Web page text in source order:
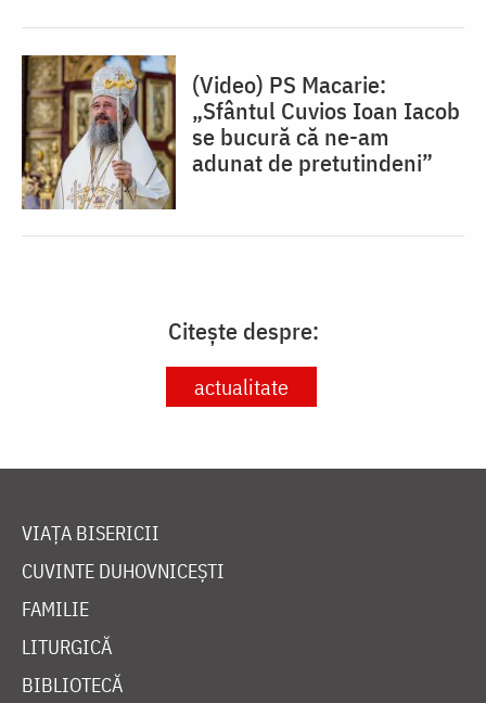
(Video) PS Macarie:
„Sfântul Cuvios Ioan Iacob
se bucură că ne-am
adunat de pretutindeni”
Citește despre:
actualitate
VIAȚA BISERICII
CUVINTE DUHOVNICEȘTI
FAMILIE
LITURGICĂ
BIBLIOTECĂ